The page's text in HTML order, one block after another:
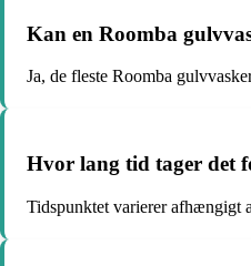
Kan en Roomba
Ja, de fleste Roomba
Hvor lang tid tager det
Tidspunktet varierer afhængigt